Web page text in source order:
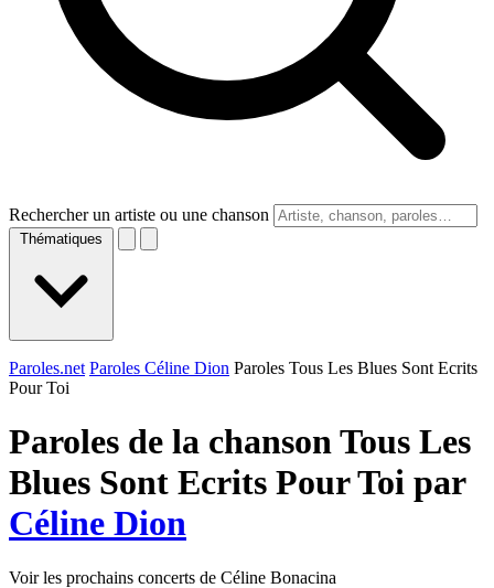
Rechercher un artiste ou une chanson
Thématiques
Paroles.net Paroles Céline Dion Paroles Tous Les Blues Sont Ecrits
Pour Toi
Paroles de la chanson Tous Les
Blues Sont Ecrits Pour Toi par
Céline Dion
Voir les prochains concerts de Céline Bonacina